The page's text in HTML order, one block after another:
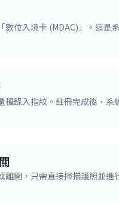
數位入境卡 (MDAC)」。這是
檯錄入指紋。註冊完成後，系
離開，只需直接掃描護照並進